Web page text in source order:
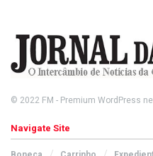
© 2022 FM - Premium WordPress
Navigate Site